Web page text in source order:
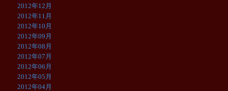
2012年12月
2012年11月
2012年10月
2012年09月
2012年08月
2012年07月
2012年06月
2012年05月
2012年04月